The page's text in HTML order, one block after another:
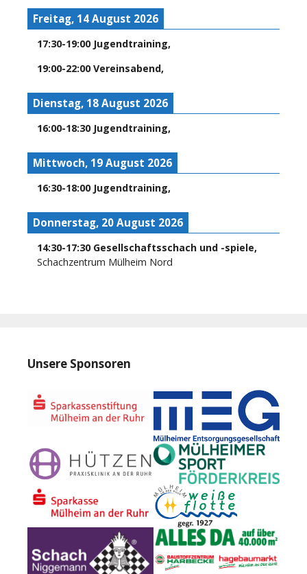
Freitag, 14 August 2026
17:30-19:00 Jugendtraining,
19:00-22:00 Vereinsabend,
Dienstag, 18 August 2026
16:00-18:30 Jugendtraining,
Mittwoch, 19 August 2026
16:30-18:00 Jugendtraining,
Donnerstag, 20 August 2026
14:30-17:30 Gesellschaftsschach und -spiele,
Schachzentrum Mülheim Nord
Unsere Sponsoren